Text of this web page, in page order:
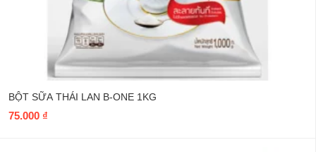
BỘT SỮA THÁI LAN B-ONE 1KG
75.000 ₫